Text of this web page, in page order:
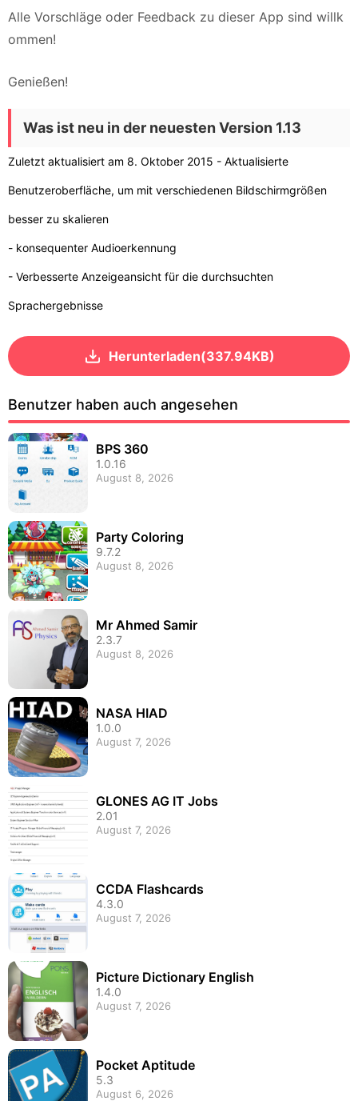
Alle Vorschläge oder Feedback zu dieser App sind willk
ommen!
Genießen!
Was ist neu in der neuesten Version 1.13
Zuletzt aktualisiert am 8. Oktober 2015 - Aktualisierte
Benutzeroberfläche, um mit verschiedenen Bildschirmgrößen
besser zu skalieren
- konsequenter Audioerkennung
- Verbesserte Anzeigeansicht für die durchsuchten
Sprachergebnisse
Herunterladen(337.94KB)
Benutzer haben auch angesehen
BPS 360
1.0.16
August 8, 2026
Party Coloring
9.7.2
August 8, 2026
Mr Ahmed Samir
2.3.7
August 8, 2026
NASA HIAD
1.0.0
August 7, 2026
GLONES AG IT Jobs
2.01
August 7, 2026
CCDA Flashcards
4.3.0
August 7, 2026
Picture Dictionary English
1.4.0
August 7, 2026
Pocket Aptitude
5.3
August 6, 2026